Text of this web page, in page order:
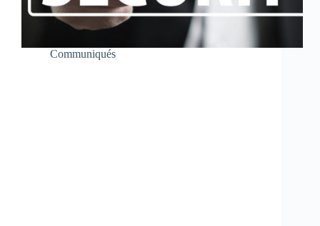
Communiqués